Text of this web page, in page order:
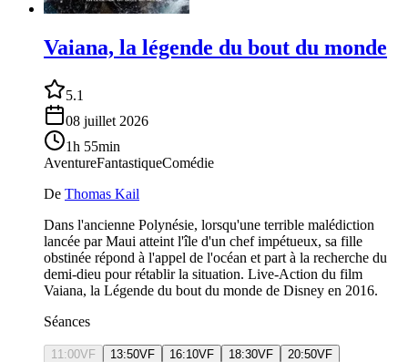
Vaiana, la légende du bout du monde
5.1
08 juillet 2026
1h 55min
AventureFantastiqueComédie
De Thomas Kail
Dans l'ancienne Polynésie, lorsqu'une terrible malédiction
lancée par Maui atteint l'île d'un chef impétueux, sa fille
obstinée répond à l'appel de l'océan et part à la recherche du
demi-dieu pour rétablir la situation. Live-Action du film
Vaiana, la Légende du bout du monde de Disney en 2016.
Séances
11:00VF 13:50VF 16:10VF 18:30VF 20:50VF